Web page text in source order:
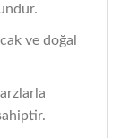
ve doğal